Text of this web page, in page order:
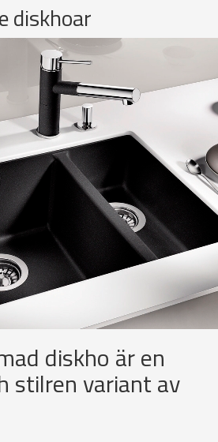
diskhoar
diskho är en
stilren variant av